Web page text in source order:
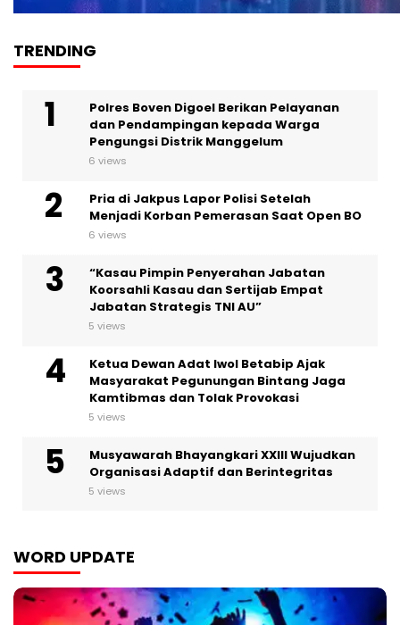
TRENDING
Polres Boven Digoel Berikan Pelayanan
dan Pendampingan kepada Warga
Pengungsi Distrik Manggelum
6 views
Pria di Jakpus Lapor Polisi Setelah
Menjadi Korban Pemerasan Saat Open BO
6 views
“Kasau Pimpin Penyerahan Jabatan
Koorsahli Kasau dan Sertijab Empat
Jabatan Strategis TNI AU”
5 views
Ketua Dewan Adat Iwol Betabip Ajak
Masyarakat Pegunungan Bintang Jaga
Kamtibmas dan Tolak Provokasi
5 views
Musyawarah Bhayangkari XXIII Wujudkan
Organisasi Adaptif dan Berintegritas
5 views
WORD UPDATE